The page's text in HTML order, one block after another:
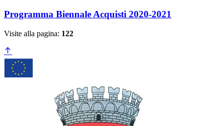
Programma Biennale Acquisti 2020-2021
Visite alla pagina: 122